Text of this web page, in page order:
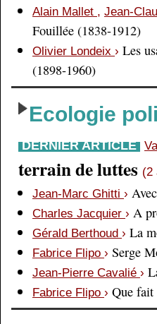
Alain Mallet , Jean-
Fouillée (1838-1912)
Olivier Londeix › Les
(1898-1960)
Ecologie
DERNIER ARTICLE
terrain de luttes (2
Jean-Marc Ghitti ›
Charles Jacquier › A
Gérald Berthoud › La
Fabrice Flipo › Serge
Jean-Pierre Cavalié ›
Fabrice Flipo › Que fait